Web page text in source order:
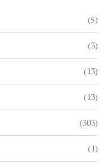
(5)
(3)
(13)
(13)
(303)
(1)